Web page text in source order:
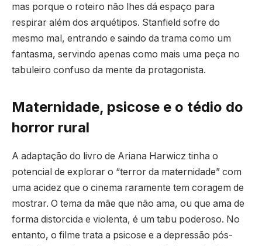
mas porque o roteiro não lhes dá espaço para
respirar além dos arquétipos. Stanfield sofre do
mesmo mal, entrando e saindo da trama como um
fantasma, servindo apenas como mais uma peça no
tabuleiro confuso da mente da protagonista.
Maternidade, psicose e o tédio do
horror rural
A adaptação do livro de Ariana Harwicz tinha o
potencial de explorar o “terror da maternidade” com
uma acidez que o cinema raramente tem coragem de
mostrar. O tema da mãe que não ama, ou que ama de
forma distorcida e violenta, é um tabu poderoso. No
entanto, o filme trata a psicose e a depressão pós-